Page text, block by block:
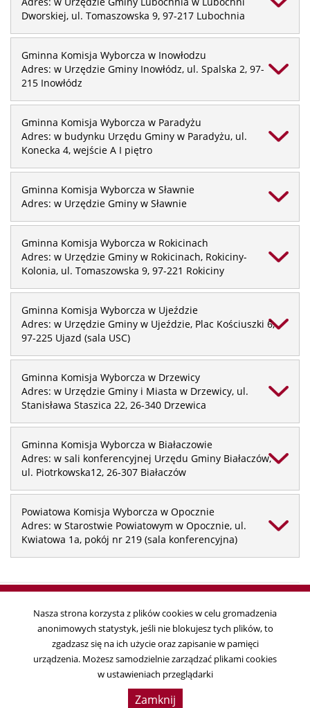
Dworskiej, ul. Tomaszowska 9, 97-217 Lubochnia
Gminna Komisja Wyborcza w Inowłodzu
Adres: w Urzędzie Gminy Inowłódz, ul. Spalska 2, 97-
215 Inowłódz
Gminna Komisja Wyborcza w Paradyżu
Adres: w budynku Urzędu Gminy w Paradyżu, ul.
Konecka 4, wejście A I piętro
Gminna Komisja Wyborcza w Sławnie
Adres: w Urzędzie Gminy w Sławnie
Gminna Komisja Wyborcza w Rokicinach
Adres: w Urzędzie Gminy w Rokicinach, Rokiciny-
Kolonia, ul. Tomaszowska 9, 97-221 Rokiciny
Gminna Komisja Wyborcza w Ujeździe
Adres: w Urzędzie Gminy w Ujeździe, Plac Kościuszki 6,
97-225 Ujazd (sala USC)
Gminna Komisja Wyborcza w Drzewicy
Adres: w Urzędzie Gminy i Miasta w Drzewicy, ul.
Stanisława Staszica 22, 26-340 Drzewica
Gminna Komisja Wyborcza w Białaczowie
Adres: w sali konferencyjnej Urzędu Gminy Białaczów,
ul. Piotrkowska12, 26-307 Białaczów
Powiatowa Komisja Wyborcza w Opocznie
Adres: w Starostwie Powiatowym w Opocznie, ul.
Kwiatowa 1a, pokój nr 219 (sala konferencyjna)
Copyright © 2018
Państwowa Komisja Wyborcza, ul. Wiejska 10, 00-902 Warszawa, tel. 22
695 25 44, fax. 22 629 39 59
Nasza strona korzysta z plików cookies w celu gromadzenia
anonimowych statystyk, jeśli nie blokujesz tych plików, to
zgadzasz się na ich użycie oraz zapisanie w pamięci
urządzenia. Możesz samodzielnie zarządzać plikami cookies
w ustawieniach przeglądarki
Zamknij